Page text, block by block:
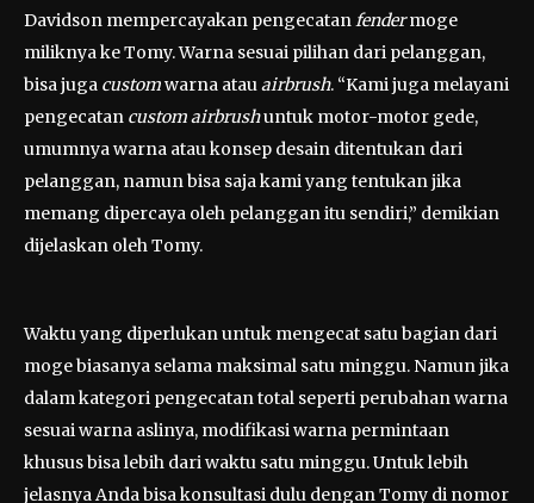
Davidson mempercayakan pengecatanfendermoge
miliknya ke Tomy. Warna sesuai pilihan dari pelanggan,
bisa juga customwarna atauairbrush. “Kami juga melayani
pengecatan custom airbrushuntuk motor-motor gede,
umumnya warna atau konsep desain ditentukan dari
pelanggan, namun bisa saja kami yang tentukan jika
memang dipercaya oleh pelanggan itu sendiri,” demikian
dijelaskan oleh Tomy.
Waktu yang diperlukan untuk mengecat satu bagian dari
moge biasanya selama maksimal satu minggu. Namun jika
dalam kategori pengecatan total seperti perubahan warna
sesuai warna aslinya, modifikasi warna permintaan
khusus bisa lebih dari waktu satu minggu. Untuk lebih
jelasnya Anda bisa konsultasi dulu dengan Tomy di nomor